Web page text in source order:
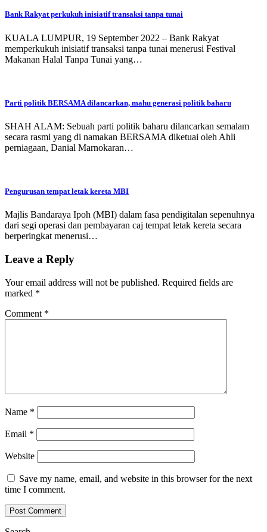
Bank Rakyat perkukuh inisiatif transaksi tanpa tunai
KUALA LUMPUR, 19 September 2022 – Bank Rakyat
memperkukuh inisiatif transaksi tanpa tunai menerusi Festival
Makanan Halal Tanpa Tunai yang…
Parti politik BERSAMA dilancarkan, mahu generasi politik baharu
SHAH ALAM: Sebuah parti politik baharu dilancarkan semalam
secara rasmi yang di namakan BERSAMA diketuai oleh Ahli
perniagaan, Danial Marnokaran…
Pengurusan tempat letak kereta MBI
Majlis Bandaraya Ipoh (MBI) dalam fasa pendigitalan sepenuhnya
dari segi operasi dan pembayaran caj tempat letak kereta secara
berperingkat menerusi…
Leave a Reply
Your email address will not be published. Required fields are
marked *
Comment *
Name *
Email *
Website
Save my name, email, and website in this browser for the next
time I comment.